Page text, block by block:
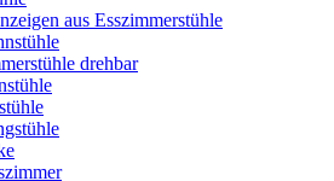
aus Esszimmerstühle
drehbar